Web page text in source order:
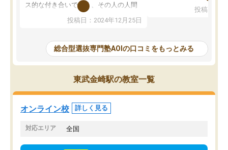
ス的な付き合いでなく、その人の人間
性までを適切に把握し、むきあってい
るなぁと強く感じることできました。
と相談すると、他の先生も紹介してく
ださり、客観的なアドバイスもいただ
くことができました（志望理由・自己
PR等の添削において）。そして、なに
より自習室が解放されている点がよか
ったです。友達と好きな時間に自習
し、お互いを高めあえる環境がありま
投稿日：2024年12月25日
たことから、AOIに入塾
で、AO入試を改めて知
それに対しての具体的な
ことでした。更に子供の
る適正等についても詳し
でき、メンターの方々も
けてらっしゃいますので
投稿日：
総合型選抜専門塾AOIの口コミをもっとみる
東武金崎駅の教室一覧
オンライン校 詳しく見る
対応エリア 全国